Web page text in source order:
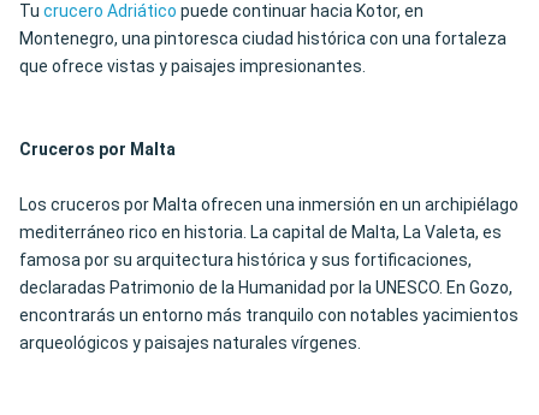
Tu crucero Adriático puede continuar hacia Kotor, en
Montenegro, una pintoresca ciudad histórica con una fortaleza
que ofrece vistas y paisajes impresionantes.
Cruceros por Malta
Los cruceros por Malta ofrecen una inmersión en un archipiélago
mediterráneo rico en historia. La capital de Malta, La Valeta, es
famosa por su arquitectura histórica y sus fortificaciones,
declaradas Patrimonio de la Humanidad por la UNESCO. En Gozo,
encontrarás un entorno más tranquilo con notables yacimientos
arqueológicos y paisajes naturales vírgenes.